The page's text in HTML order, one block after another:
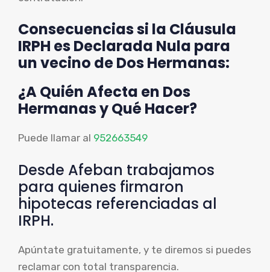
Consecuencias si la Cláusula
IRPH es Declarada Nula para
un vecino de Dos Hermanas:
¿A Quién Afecta en Dos
Hermanas y Qué Hacer?
Puede llamar al 952663549
Desde Afeban trabajamos
para quienes firmaron
hipotecas referenciadas al
IRPH.
Apúntate gratuitamente, y te diremos si puedes
reclamar con total transparencia.